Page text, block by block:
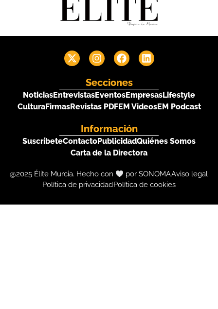
Secciones
NoticiasEntrevistasEventosEmpresasLifestyle
CulturaFirmasRevistas PDFEM VideosEM Podcast
Información
SuscríbeteContactoPublicidadQuiénes Somos
Carta de la Directora
@2025 Élite Murcia. Hecho con por SONOMAAviso legal
Política de privacidadPolítica de cookies